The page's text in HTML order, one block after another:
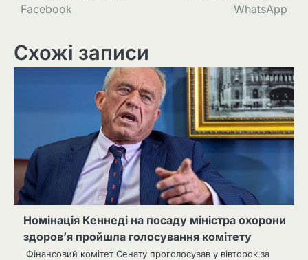
Facebook
WhatsApp
Схожі записи
Номінація Кеннеді на посаду міністра охорони
здоров’я пройшла голосування комітету
Фінансовий комітет Сенату проголосував у вівторок за